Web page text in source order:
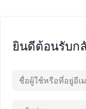
ยินดีต้อนรับก